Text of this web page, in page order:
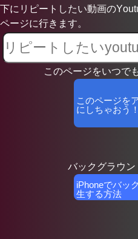
下にリピートしたい動画の
ページに行きます。
このページをいつで
このページを
にしちゃおう！
バックグラウ
iPhoneでバッ
生する方法